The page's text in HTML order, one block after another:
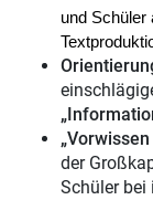
und Schüler
der
Schüler